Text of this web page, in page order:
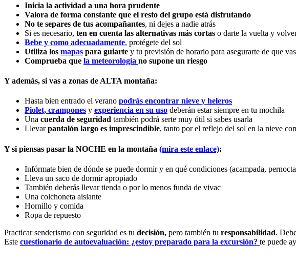
Inicia la actividad a una hora prudente
Valora de forma constante que el resto del grupo está disfrutando
No te separes de tus acompañantes, ni dejes a nadie atrás
Si es necesario, ten en cuenta las alternativas más cortas o darte la vuelta y
Bebe y como adecuadamente, protégete del sol
Utiliza los mapas para guiarte y tu previsión de horario para asegurarte de que
Comprueba que la meteorología no supone un riesgo
Y además, si vas a zonas de ALTA montaña:
Hasta bien entrado el verano podrás encontrar nieve y heleros
Piolet, crampones y experiencia en su uso deberán estar siempre en tu mochila
Una cuerda de seguridad también podrá serte muy útil si sabes usarla
Llevarpantalón largo es imprescindible, tanto por el reflejo del sol en la nieve
Y si piensas pasar la NOCHE en la montaña (mira este enlace):
Infórmate bien de dónde se puede dormir y en qué condiciones (acampada,
Lleva un saco de dormir apropiado
También deberás llevar tienda o por lo menos funda de vivac
Una colchoneta aislante
Hornillo y comida
Ropa de repuesto
Practicar senderismo con seguridad es tu decisión, pero también tu responsabilidad.
Este cuestionario de autoevaluación: ¿estoy preparado para la excursión? te puede